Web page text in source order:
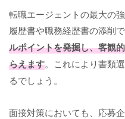
転職エージェントの最大の
履歴書や職務経歴書の添削で
ルポイントを発掘し、客観
らえます。これにより書類
るでしょう。
面接対策においても、応募